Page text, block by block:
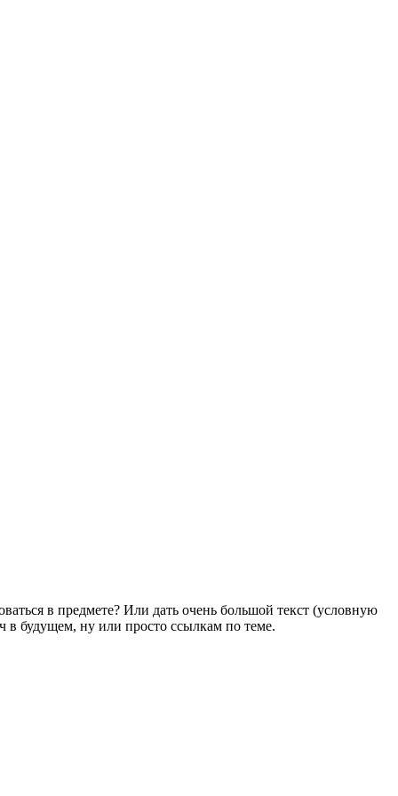
в предмете? Или дать очень большой текст (условную
в будущем, ну или просто ссылкам по теме.